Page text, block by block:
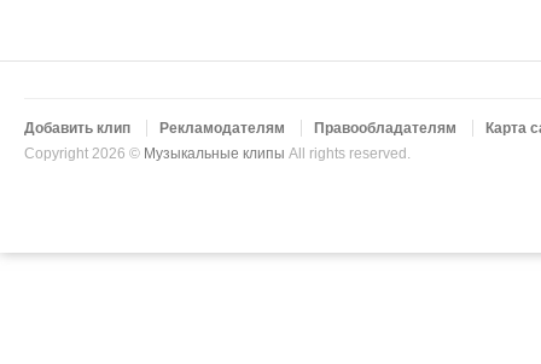
Добавить клип Рекламодателям Правообладателям
Карта
Copyright 2026 © Музыкальные клипы All rights reserved.